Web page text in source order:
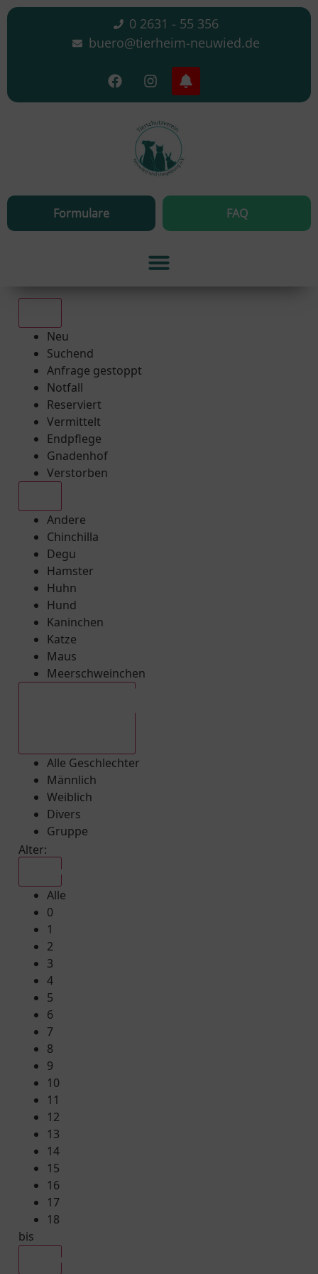
0 2631 - 55 356
buero@tierheim-neuwied.de
Formulare FAQ
Neu
Suchend
Anfrage gestoppt
Notfall
Reserviert
Vermittelt
Endpflege
Gnadenhof
Verstorben
Andere
Chinchilla
Degu
Hamster
Huhn
Hund
Kaninchen
Katze
Maus
Meerschweinchen
Alle Geschlechter
Männlich
Weiblich
Divers
Gruppe
Alter:
Alle
0
1
2
3
4
5
6
7
8
9
10
11
12
13
14
15
16
17
18
bis